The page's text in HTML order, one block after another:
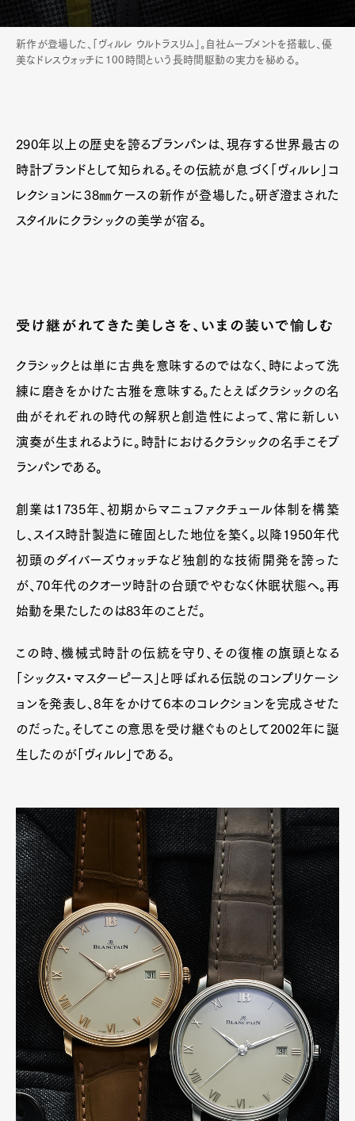
Art&DesignWatchFashion
ProductCulture
Contact
Pen Meet
Pen international Pen tw
新作が登場した、「ヴィルレ ウルトラスリム」。自社ムーブメントを搭載し、優
美なドレスウォッチに100時間という長時間駆動の実力を秘める。
290年以上の歴史を誇るブランパンは、現存する世界最古の
時計ブランドとして知られる。その伝統が息づく「ヴィルレ」コ
レクションに38㎜ケースの新作が登場した。研ぎ澄まされた
スタイルにクラシックの美学が宿る。
受け継がれてきた美しさを、いまの装いで愉しむ
クラシックとは単に古典を意味するのではなく、時によって洗
練に磨きをかけた古雅を意味する。たとえばクラシックの名
曲がそれぞれの時代の解釈と創造性によって、常に新しい
演奏が生まれるように。時計におけるクラシックの名手こそブ
ランパンである。
創業は1735年、初期からマニュファクチュール体制を構築
し、スイス時計製造に確固とした地位を築く。以降1950年代
初頭のダイバーズウォッチなど独創的な技術開発を誇った
が、70年代のクオーツ時計の台頭でやむなく休眠状態へ。再
始動を果たしたのは83年のことだ。
この時、機械式時計の伝統を守り、その復権の旗頭となる
「シックス・マスターピース」と呼ばれる伝説のコンプリケーシ
ョンを発表し、8年をかけて6本のコレクションを完成させた
のだった。そしてこの意思を受け継ぐものとして2002年に誕
生したのが「ヴィルレ」である。